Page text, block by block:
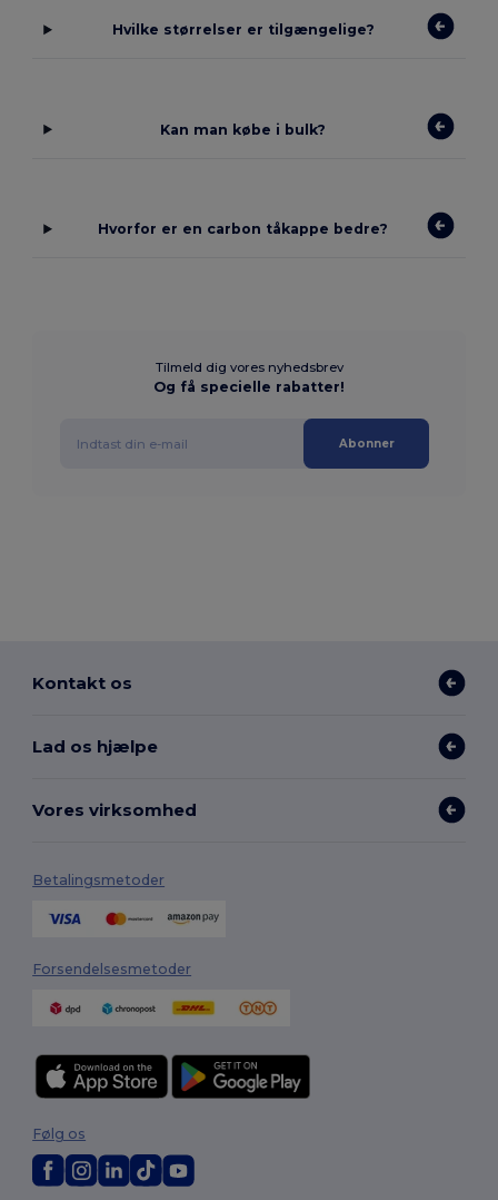
Hvilke størrelser er tilgængelige?
Kan man købe i bulk?
Hvorfor er en carbon tåkappe bedre?
Tilmeld dig vores nyhedsbrev
Og få specielle rabatter!
Abonner
Kontakt os
Lad os hjælpe
Vores virksomhed
Betalingsmetoder
Forsendelsesmetoder
Følg os